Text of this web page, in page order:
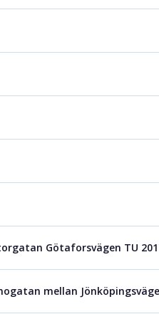
Götaforsvägen TU
mellan